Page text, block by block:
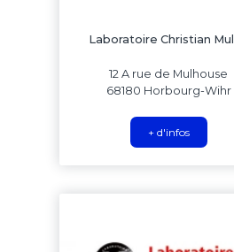
Laboratoire Christian
12 A rue de Mulhouse
68180 Horbourg-Wihr
+ d'infos